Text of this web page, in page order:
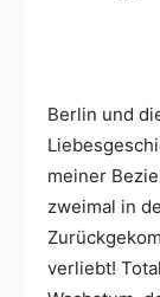
Berlin und
meiner
zweimal in
verliebt!